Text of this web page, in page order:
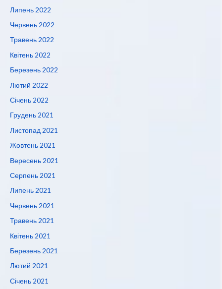
Липень 2022
Червень 2022
Травень 2022
Квітень 2022
Березень 2022
Лютий 2022
Січень 2022
Грудень 2021
Листопад 2021
Жовтень 2021
Вересень 2021
Серпень 2021
Липень 2021
Червень 2021
Травень 2021
Квітень 2021
Березень 2021
Лютий 2021
Січень 2021